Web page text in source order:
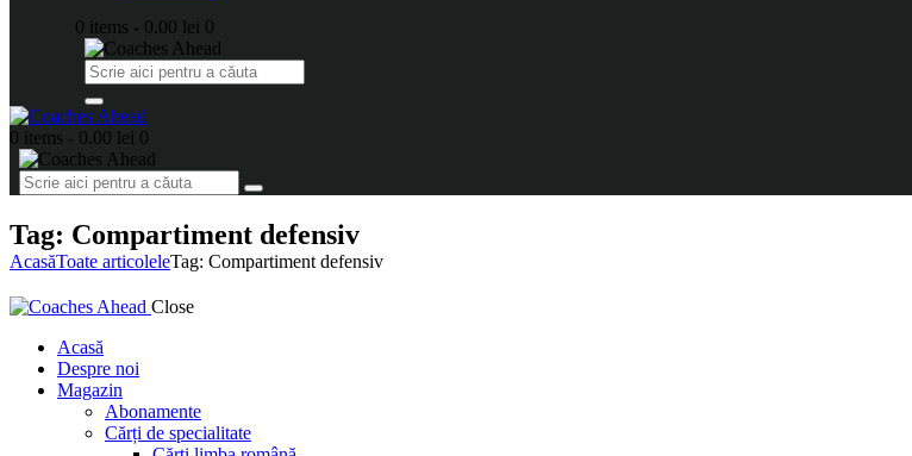
0 items - 0.00 lei 0
0 items - 0.00 lei 0
Tag: Compartiment defensiv
AcasăToate articoleleTag: Compartiment defensiv
Close
Acasă
Despre noi
Magazin
Abonamente
Cărți de specialitate